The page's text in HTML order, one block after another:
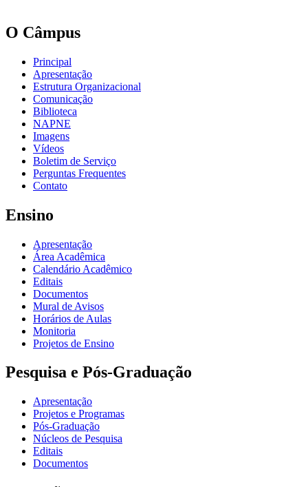
O Câmpus
Principal
Apresentação
Estrutura Organizacional
Comunicação
Biblioteca
NAPNE
Imagens
Vídeos
Boletim de Serviço
Perguntas Frequentes
Contato
Ensino
Apresentação
Área Acadêmica
Calendário Acadêmico
Editais
Documentos
Mural de Avisos
Horários de Aulas
Monitoria
Projetos de Ensino
Pesquisa e Pós-Graduação
Apresentação
Projetos e Programas
Pós-Graduação
Núcleos de Pesquisa
Editais
Documentos